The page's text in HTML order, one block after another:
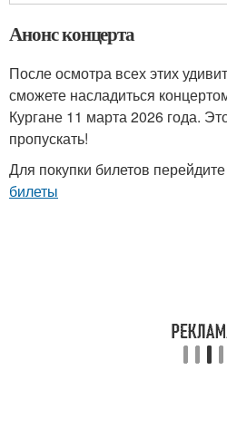
Анонс концерта
После осмотра всех этих
сможете насладиться
Кургане 11 марта 2026 года.
пропускать!
Для покупки билетов
билеты